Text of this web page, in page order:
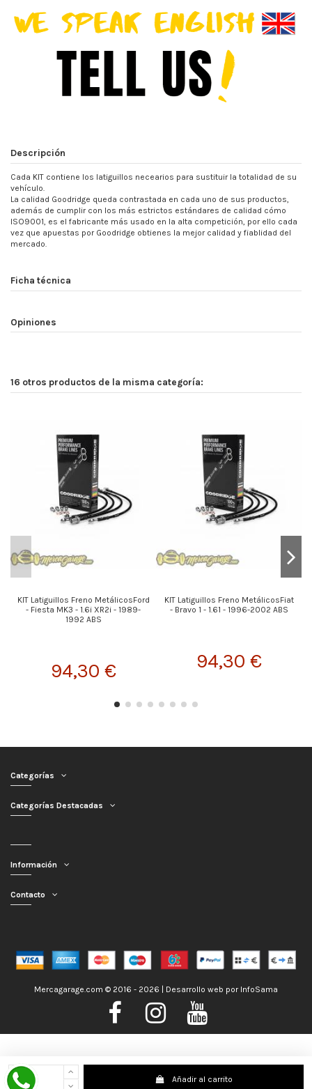
Nos encontramos de Vacaciones, no obstante los pedidos hechos se
despacharán con normalidad; usted puede hacer su pedido y le será enviado en
Añadir al carrito
Descripción
Cada KIT contiene los latiguillos necearios para sustituir la totalidad de su
vehículo.
La calidad Goodridge queda contrastada en cada uno de sus productos,
además de cumplir con los más estrictos estándares de calidad cómo
ISO9001, es el fabricante más usado en la alta competición, por ello cada
vez que apuestas por Goodridge obtienes la mejor calidad y fiablidad del
mercado.
Ficha técnica
Opiniones
16 otros productos de la misma categoría:
KIT Latiguillos Freno MetálicosFord
- Fiesta MK3 - 1.6i XR2i - 1989-
1992 ABS
94,30 €
KIT Latiguillos Freno MetálicosFiat
- Bravo 1 - 1.61 - 1996-2002 ABS
94,30 €
Categorías
Categorías Destacadas
Información
Contacto
Mercagarage.com © 2016 - 2026 | Desarrollo web por InfoSama